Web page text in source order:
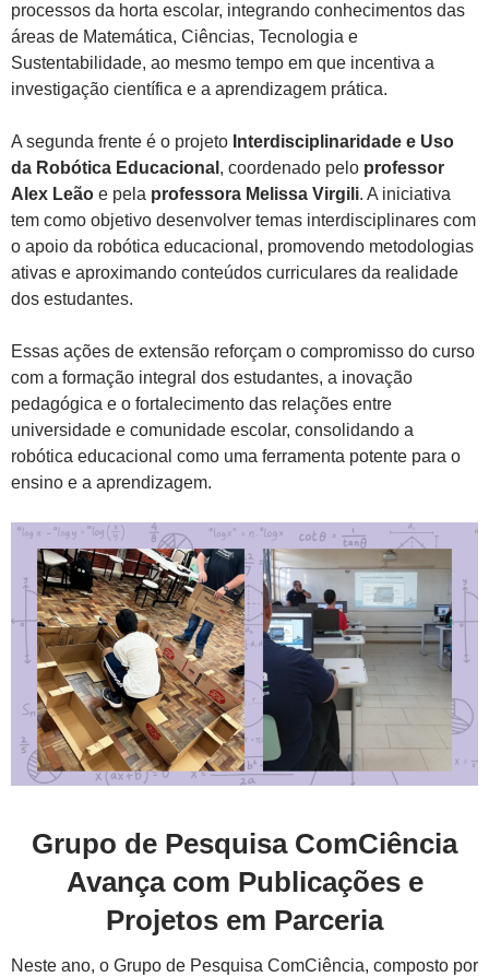
processos da horta escolar, integrando conhecimentos das
áreas de Matemática, Ciências, Tecnologia e
Sustentabilidade, ao mesmo tempo em que incentiva a
investigação científica e a aprendizagem prática.
A segunda frente é o projeto Interdisciplinaridade e Uso
da Robótica Educacional , coordenado pelo professor
Alex Leão e pela professora Melissa Virgili. A iniciativa
tem como objetivo desenvolver temas interdisciplinares com
o apoio da robótica educacional, promovendo metodologias
ativas e aproximando conteúdos curriculares da realidade
dos estudantes.
Essas ações de extensão reforçam o compromisso do curso
com a formação integral dos estudantes, a inovação
pedagógica e o fortalecimento das relações entre
universidade e comunidade escolar, consolidando a
robótica educacional como uma ferramenta potente para o
ensino e a aprendizagem.
Grupo de Pesquisa ComCiência
Avança com Publicações e
Projetos em Parceria
Neste ano, o Grupo de Pesquisa ComCiência, composto por